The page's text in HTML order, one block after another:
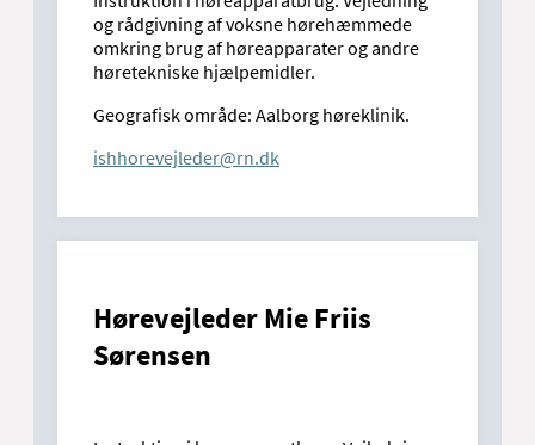
og rådgivning af voksne hørehæmmede
omkring brug af høreapparater og andre
høretekniske hjælpemidler.
Geografisk område: Aalborg høreklinik.
ishhorevejleder@rn.dk
Hørevejleder Mie Friis
Sørensen